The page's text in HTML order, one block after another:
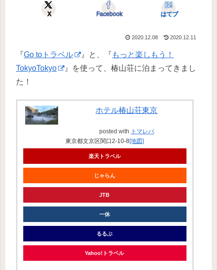
X Facebook はてブ
2020.12.08 2020.12.11
『Go toトラベル 』と、『 もっと楽しもう！
TokyoTokyo
』を使って、椿山荘に泊まってきまし
た！
ホテル椿山荘東京
posted with トマレバ
東京都文京区関口2-10-8[地図]
楽天トラベル
じゃらん
JTB
一休
るるぶ
Yahoo!トラベル